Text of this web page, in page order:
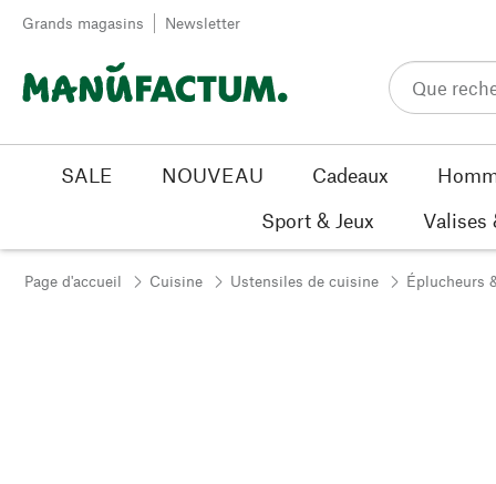
Passer au contenu
Grands magasins Newsletter
SALE NOUVEAU Cadeaux
Sport & Jeux
Valises
Page d'accueil Cuisine Ustensiles de cuisine Éplucheurs